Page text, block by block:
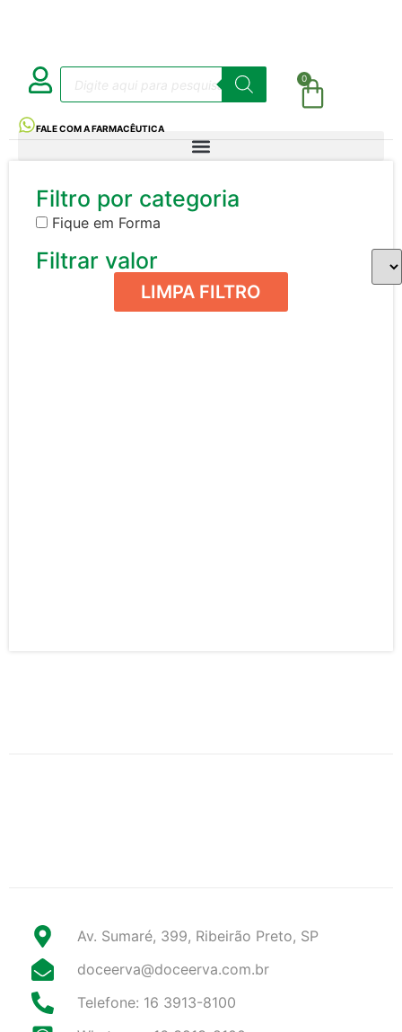
0
FALE COM A FARMACÊUTICA
Filtro por categoria
Fique em Forma
Filtrar valor
LIMPA FILTRO
Av. Sumaré, 399, Ribeirão Preto, SP
doceerva@doceerva.com.br
Telefone: 16 3913-8100